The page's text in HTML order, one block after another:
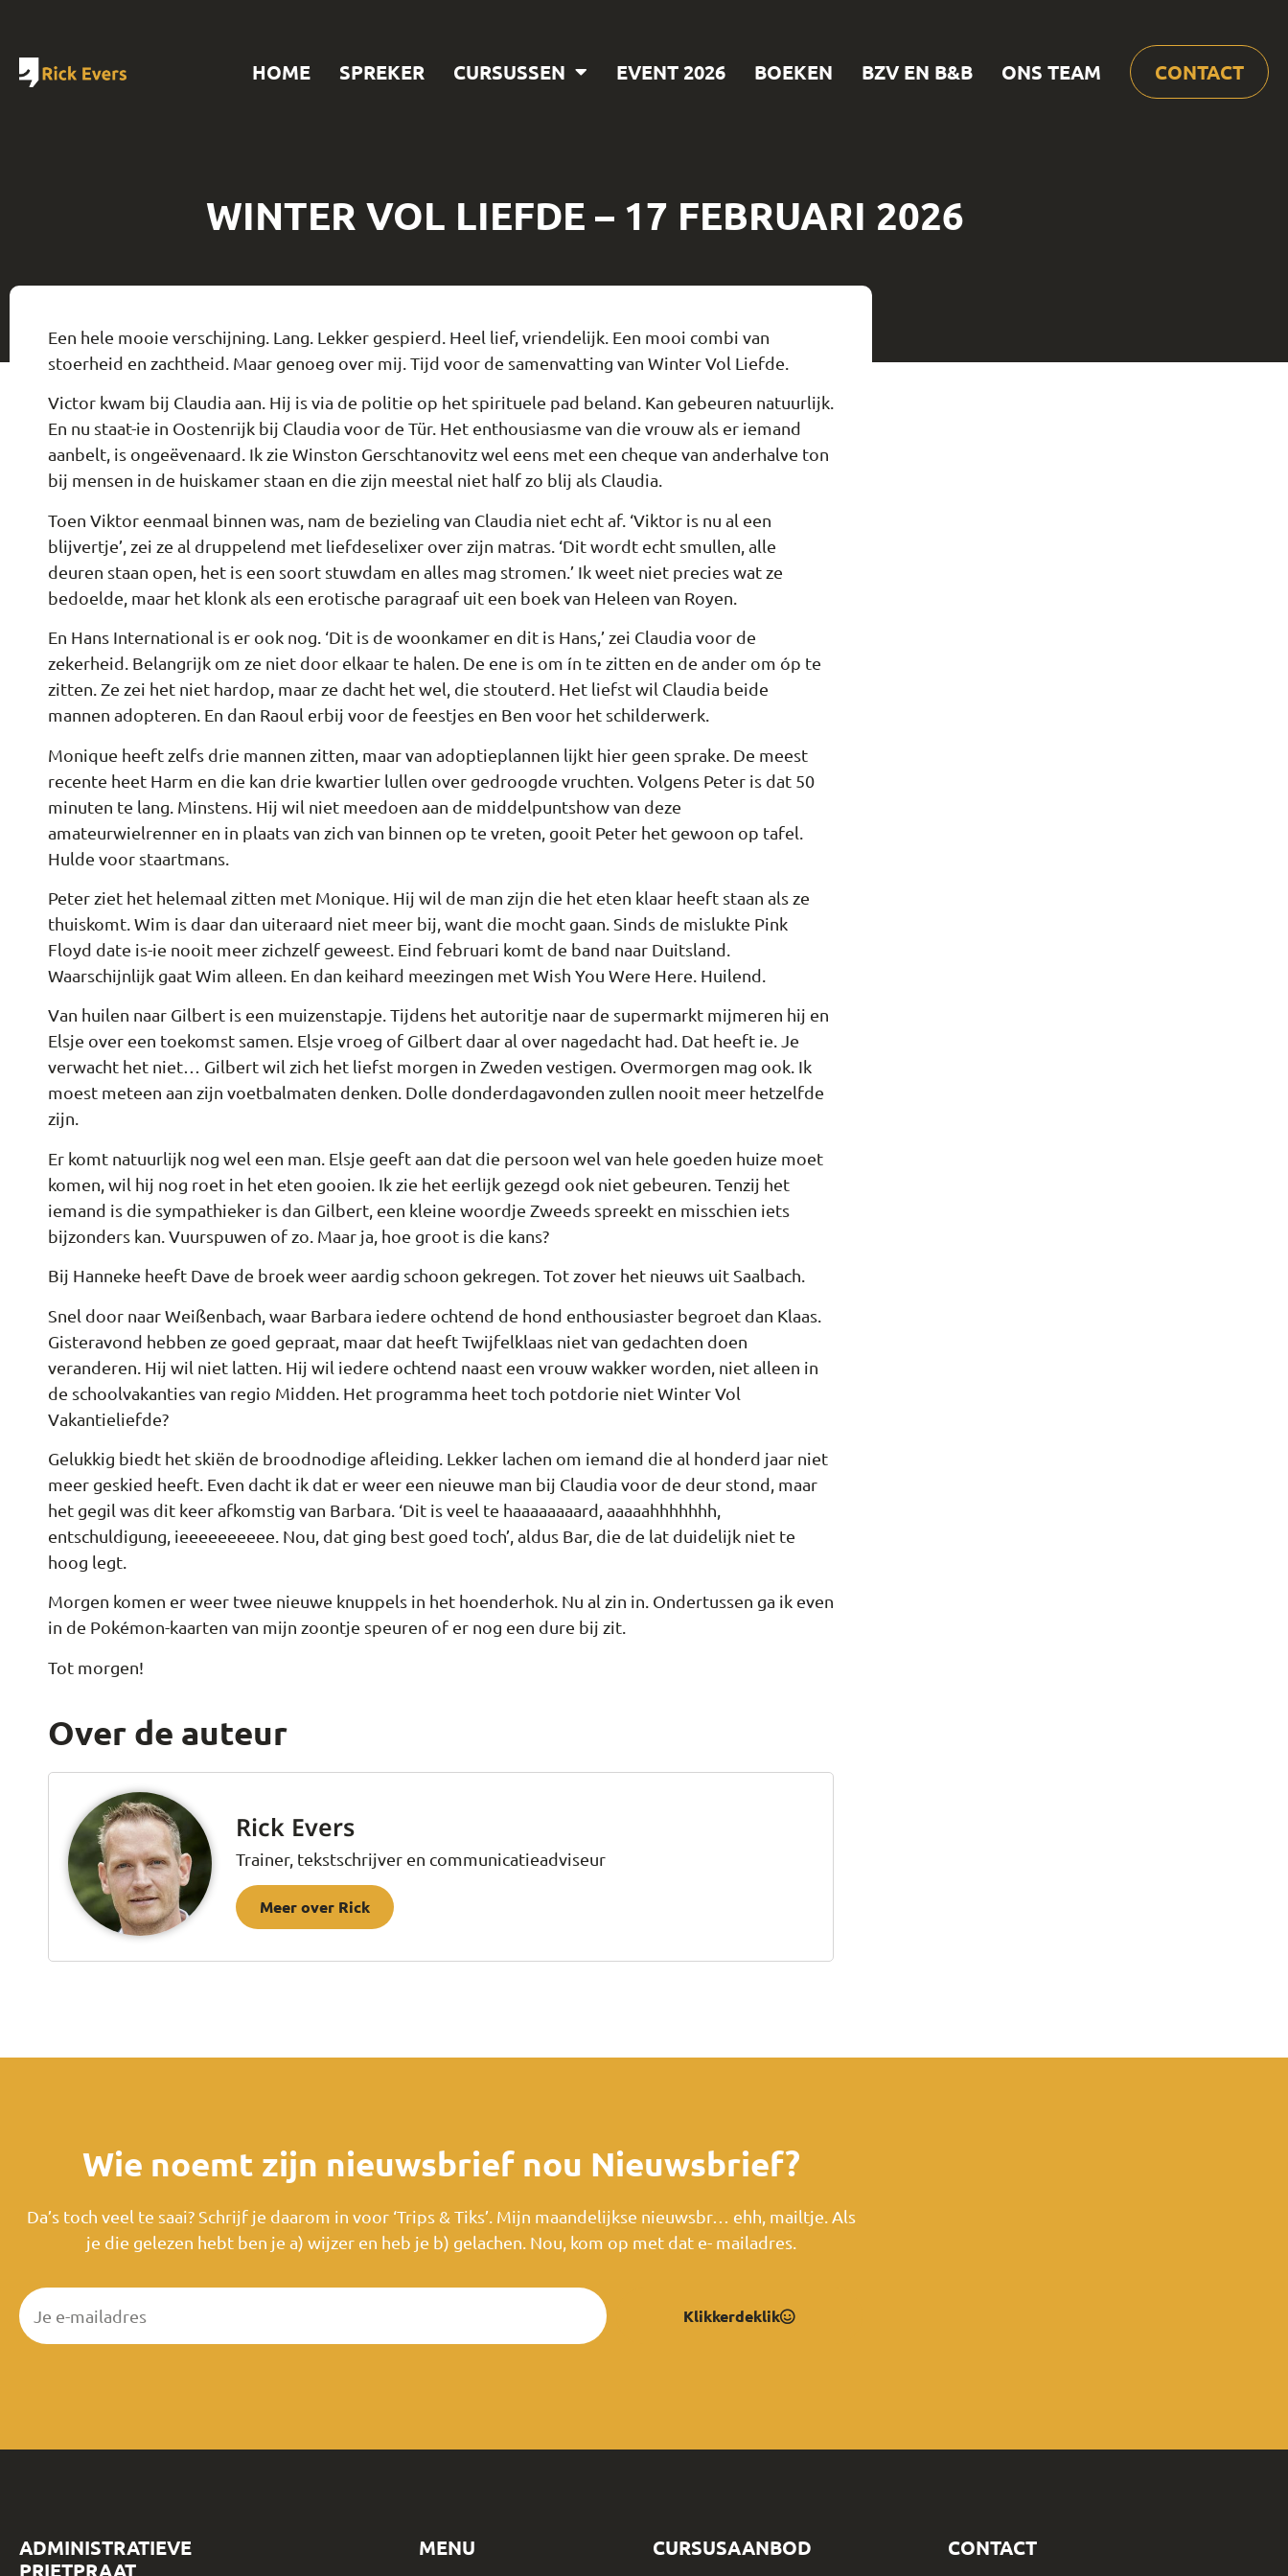
HOME SPREKER CURSUSSEN EVENT 2026 BOEKEN BZV EN B&B ONS TEAM CONTACT
WINTER VOL LIEFDE – 17 FEBRUARI 2026
Een hele mooie verschijning. Lang. Lekker gespierd. Heel lief, vriendelijk. Een mooi combi van
stoerheid en zachtheid. Maar genoeg over mij. Tijd voor de samenvatting van Winter Vol Liefde.
Victor kwam bij Claudia aan. Hij is via de politie op het spirituele pad beland. Kan gebeuren natuurlijk.
En nu staat-ie in Oostenrijk bij Claudia voor de Tür. Het enthousiasme van die vrouw als er iemand
aanbelt, is ongeëvenaard. Ik zie Winston Gerschtanovitz wel eens met een cheque van anderhalve ton
bij mensen in de huiskamer staan en die zijn meestal niet half zo blij als Claudia.
Toen Viktor eenmaal binnen was, nam de bezieling van Claudia niet echt af. ‘Viktor is nu al een
blijvertje’, zei ze al druppelend met liefdeselixer over zijn matras. ‘Dit wordt echt smullen, alle
deuren staan open, het is een soort stuwdam en alles mag stromen.’ Ik weet niet precies wat ze
bedoelde, maar het klonk als een erotische paragraaf uit een boek van Heleen van Royen.
En Hans International is er ook nog. ‘Dit is de woonkamer en dit is Hans,’ zei Claudia voor de
zekerheid. Belangrijk om ze niet door elkaar te halen. De ene is om ín te zitten en de ander om óp te
zitten. Ze zei het niet hardop, maar ze dacht het wel, die stouterd. Het liefst wil Claudia beide
mannen adopteren. En dan Raoul erbij voor de feestjes en Ben voor het schilderwerk.
Monique heeft zelfs drie mannen zitten, maar van adoptieplannen lijkt hier geen sprake. De meest
recente heet Harm en die kan drie kwartier lullen over gedroogde vruchten. Volgens Peter is dat 50
minuten te lang. Minstens. Hij wil niet meedoen aan de middelpuntshow van deze
amateurwielrenner en in plaats van zich van binnen op te vreten, gooit Peter het gewoon op tafel.
Hulde voor staartmans.
Peter ziet het helemaal zitten met Monique. Hij wil de man zijn die het eten klaar heeft staan als ze
thuiskomt. Wim is daar dan uiteraard niet meer bij, want die mocht gaan. Sinds de mislukte Pink
Floyd date is-ie nooit meer zichzelf geweest. Eind februari komt de band naar Duitsland.
Waarschijnlijk gaat Wim alleen. En dan keihard meezingen met Wish You Were Here. Huilend.
Van huilen naar Gilbert is een muizenstapje. Tijdens het autoritje naar de supermarkt mijmeren hij en
Elsje over een toekomst samen. Elsje vroeg of Gilbert daar al over nagedacht had. Dat heeft ie. Je
verwacht het niet… Gilbert wil zich het liefst morgen in Zweden vestigen. Overmorgen mag ook. Ik
moest meteen aan zijn voetbalmaten denken. Dolle donderdagavonden zullen nooit meer hetzelfde
zijn.
Er komt natuurlijk nog wel een man. Elsje geeft aan dat die persoon wel van hele goeden huize moet
komen, wil hij nog roet in het eten gooien. Ik zie het eerlijk gezegd ook niet gebeuren. Tenzij het
iemand is die sympathieker is dan Gilbert, een kleine woordje Zweeds spreekt en misschien iets
bijzonders kan. Vuurspuwen of zo. Maar ja, hoe groot is die kans?
Bij Hanneke heeft Dave de broek weer aardig schoon gekregen. Tot zover het nieuws uit Saalbach.
Snel door naar Weißenbach, waar Barbara iedere ochtend de hond enthousiaster begroet dan Klaas.
Gisteravond hebben ze goed gepraat, maar dat heeft Twijfelklaas niet van gedachten doen
veranderen. Hij wil niet latten. Hij wil iedere ochtend naast een vrouw wakker worden, niet alleen in
de schoolvakanties van regio Midden. Het programma heet toch potdorie niet Winter Vol
Vakantieliefde?
Gelukkig biedt het skiën de broodnodige afleiding. Lekker lachen om iemand die al honderd jaar niet
meer geskied heeft. Even dacht ik dat er weer een nieuwe man bij Claudia voor de deur stond, maar
het gegil was dit keer afkomstig van Barbara. ‘Dit is veel te haaaaaaaard, aaaaahhhhhhh,
entschuldigung, ieeeeeeeeee. Nou, dat ging best goed toch’, aldus Bar, die de lat duidelijk niet te
hoog legt.
Morgen komen er weer twee nieuwe knuppels in het hoenderhok. Nu al zin in. Ondertussen ga ik even
in de Pokémon-kaarten van mijn zoontje speuren of er nog een dure bij zit.
Tot morgen!
Over de auteur
Rick Evers
Trainer, tekstschrijver en communicatieadviseur
Meer over Rick
Wie noemt zijn nieuwsbrief nou Nieuwsbrief?
Da’s toch veel te saai? Schrijf je daarom in voor ‘Trips & Tiks’. Mijn maandelijkse nieuwsbr… ehh, mailtje. Als
je die gelezen hebt ben je a) wijzer en heb je b) gelachen. Nou, kom op met dat e- mailadres.
Klikkerdeklik
ADMINISTRATIEVE
PRIETPRAAT
MENU CURSUSAANBOD CONTACT